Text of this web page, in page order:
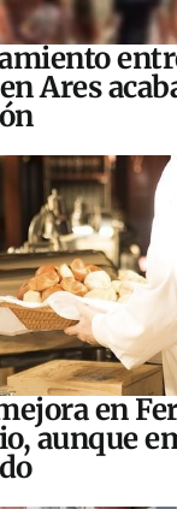
Ares
en
aunque